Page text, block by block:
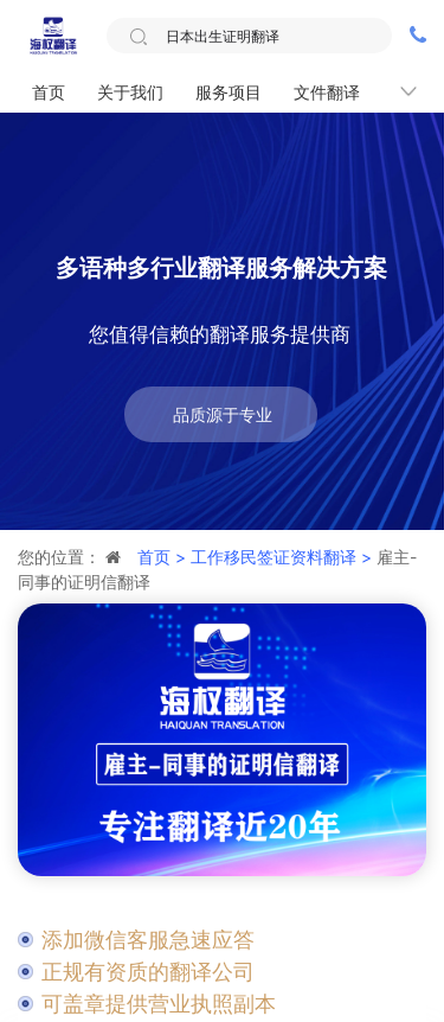
首页 关于我们 服务项目 文件翻译 联系我
多语种多行业翻译服务解决方案
您值得信赖的翻译服务提供商
品质源于专业
您的位置： 首页 > 工作移民签证资料翻译 > 雇主-
同事的证明信翻译
添加微信客服急速应答
正规有资质的翻译公司
可盖章提供营业执照副本